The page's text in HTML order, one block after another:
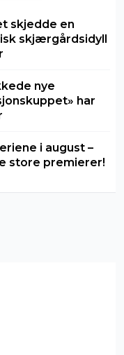
skjedde en
skjærgårdsidyll
nye
har
i august –
store premierer!